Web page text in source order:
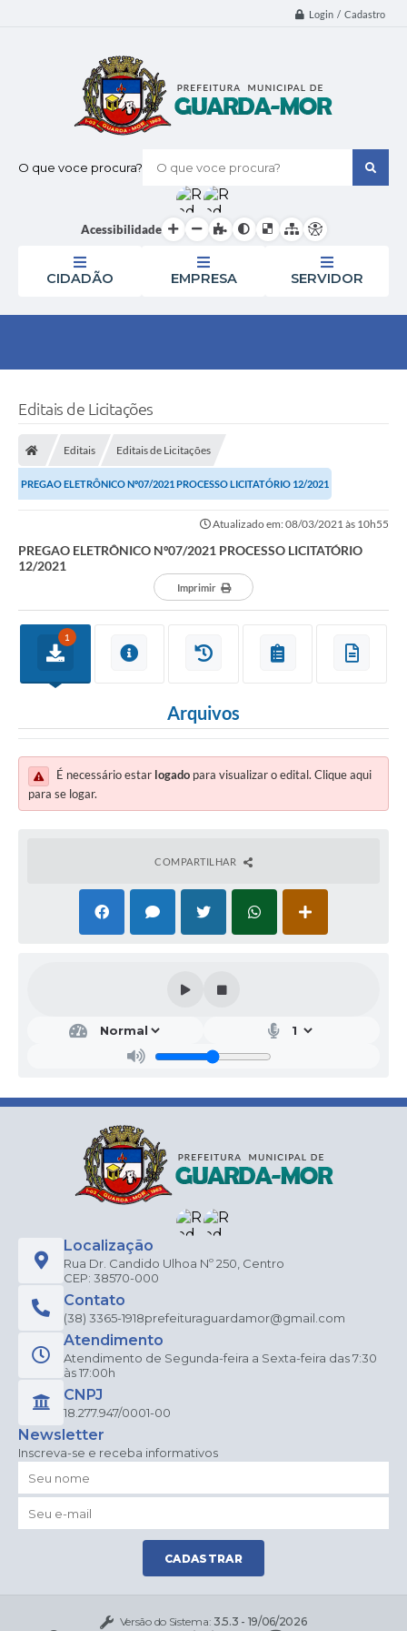
Login / Cadastro
O que voce procura?
Acessibilidade
CIDADÃO EMPRESA SERVIDOR
Editais de Licitações
Editais Editais de Licitações
PREGAO ELETRÔNICO Nº07/2021 PROCESSO LICITATÓRIO 12/2021
Atualizado em: 08/03/2021 às 10h55
PREGAO ELETRÔNICO Nº07/2021 PROCESSO LICITATÓRIO
12/2021
Imprimir
1
Arquivos
É necessário estar logado para visualizar o edital. Clique aqui
para se logar.
COMPARTILHAR
Localização
Rua Dr. Candido Ulhoa Nº 250, Centro
CEP: 38570-000
Contato
(38) 3365-1918prefeituraguardamor@gmail.com
Atendimento
Atendimento de Segunda-feira a Sexta-feira das 7:30
às 17:00h
CNPJ
18.277.947/0001-00
Newsletter
Inscreva-se e receba informativos
CADASTRAR
Versão do Sistema: 3.5.3 - 19/06/2026